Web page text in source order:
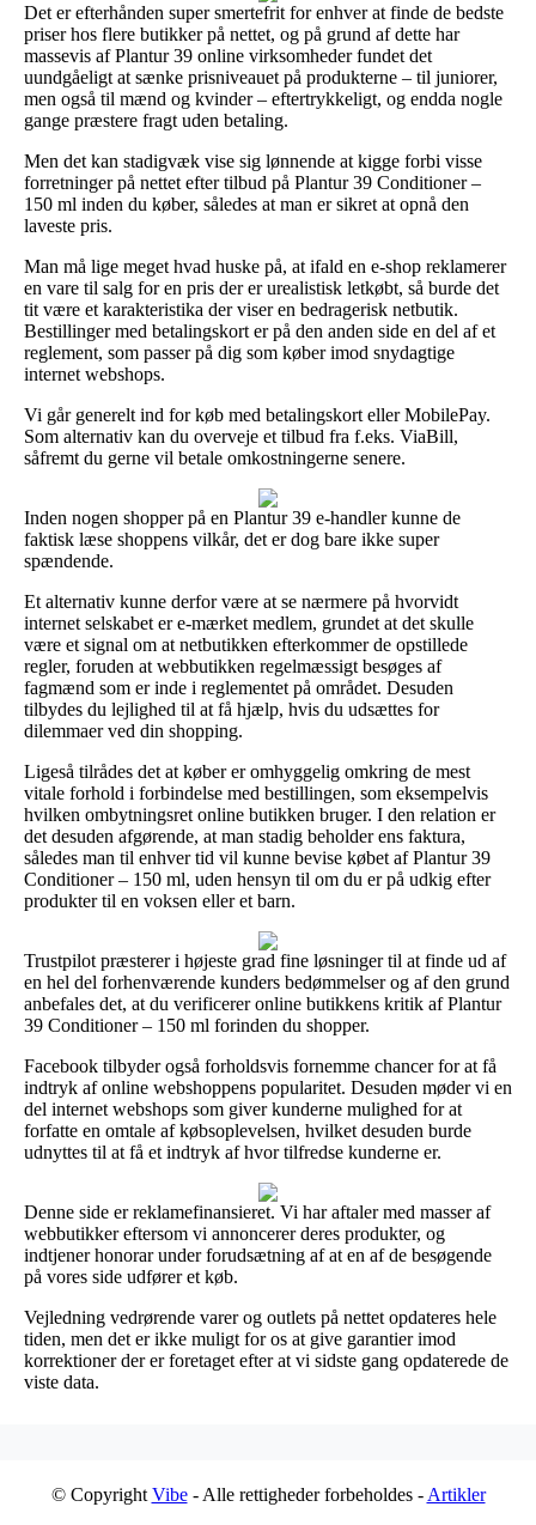
Det er efterhånden super smertefrit for enhver at finde de bedste
priser hos flere butikker på nettet, og på grund af dette har
massevis af Plantur 39 online virksomheder fundet det
uundgåeligt at sænke prisniveauet på produkterne – til juniorer,
men også til mænd og kvinder – eftertrykkeligt, og endda nogle
gange præstere fragt uden betaling.
Men det kan stadigvæk vise sig lønnende at kigge forbi visse
forretninger på nettet efter tilbud på Plantur 39 Conditioner –
150 ml inden du køber, således at man er sikret at opnå den
laveste pris.
Man må lige meget hvad huske på, at ifald en e-shop reklamerer
en vare til salg for en pris der er urealistisk letkøbt, så burde det
tit være et karakteristika der viser en bedragerisk netbutik.
Bestillinger med betalingskort er på den anden side en del af et
reglement, som passer på dig som køber imod snydagtige
internet webshops.
Vi går generelt ind for køb med betalingskort eller MobilePay.
Som alternativ kan du overveje et tilbud fra f.eks. ViaBill,
såfremt du gerne vil betale omkostningerne senere.
Inden nogen shopper på en Plantur 39 e-handler kunne de
faktisk læse shoppens vilkår, det er dog bare ikke super
spændende.
Et alternativ kunne derfor være at se nærmere på hvorvidt
internet selskabet er e-mærket medlem, grundet at det skulle
være et signal om at netbutikken efterkommer de opstillede
regler, foruden at webbutikken regelmæssigt besøges af
fagmænd som er inde i reglementet på området. Desuden
tilbydes du lejlighed til at få hjælp, hvis du udsættes for
dilemmaer ved din shopping.
Ligeså tilrådes det at køber er omhyggelig omkring de mest
vitale forhold i forbindelse med bestillingen, som eksempelvis
hvilken ombytningsret online butikken bruger. I den relation er
det desuden afgørende, at man stadig beholder ens faktura,
således man til enhver tid vil kunne bevise købet af Plantur 39
Conditioner – 150 ml, uden hensyn til om du er på udkig efter
produkter til en voksen eller et barn.
Trustpilot præsterer i højeste grad fine løsninger til at finde ud af
en hel del forhenværende kunders bedømmelser og af den grund
anbefales det, at du verificerer online butikkens kritik af Plantur
39 Conditioner – 150 ml forinden du shopper.
Facebook tilbyder også forholdsvis fornemme chancer for at få
indtryk af online webshoppens popularitet. Desuden møder vi en
del internet webshops som giver kunderne mulighed for at
forfatte en omtale af købsoplevelsen, hvilket desuden burde
udnyttes til at få et indtryk af hvor tilfredse kunderne er.
Denne side er reklamefinansieret. Vi har aftaler med masser af
webbutikker eftersom vi annoncerer deres produkter, og
indtjener honorar under forudsætning af at en af de besøgende
på vores side udfører et køb.
Vejledning vedrørende varer og outlets på nettet opdateres hele
tiden, men det er ikke muligt for os at give garantier imod
korrektioner der er foretaget efter at vi sidste gang opdaterede de
viste data.
© Copyright Vibe- Alle rettigheder forbeholdes - Artikler